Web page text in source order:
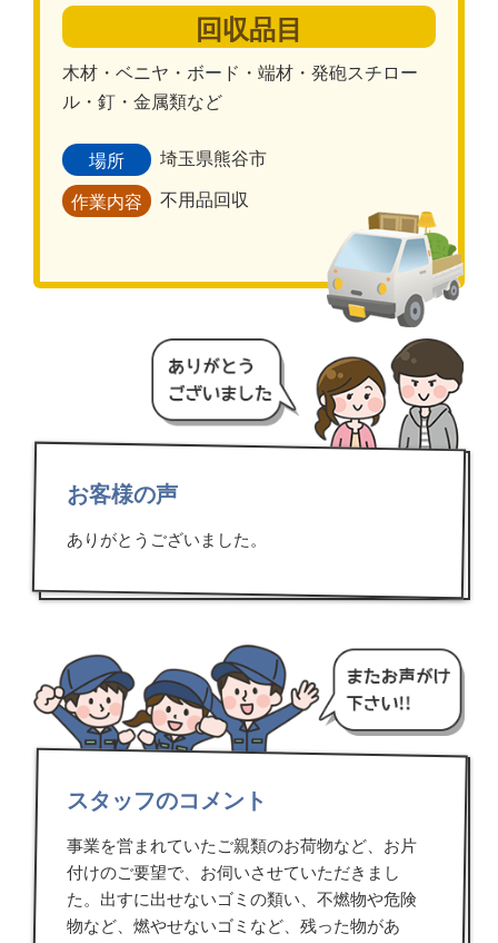
回収品目
木材・ベニヤ・ボード・端材・発砲スチロー
ル・釘・金属類など
場所 埼玉県熊谷市
作業内容 不用品回収
お客様の声
ありがとうございました。
スタッフのコメント
事業を営まれていたご親類のお荷物など、お片
付けのご要望で、お伺いさせていただきまし
た。出すに出せないゴミの類い、不燃物や危険
物など、燃やせないゴミなど、残った物があ